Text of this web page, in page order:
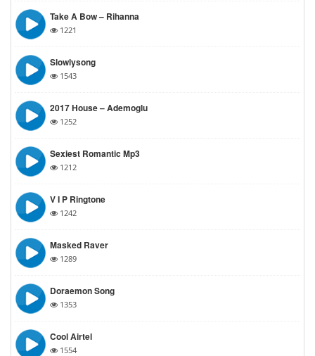
Take A Bow – Rihanna
1221
Slowlysong
1543
2017 House – Ademoglu
1252
Sexiest Romantic Mp3
1212
V I P Ringtone
1242
Masked Raver
1289
Doraemon Song
1353
Cool Airtel
1554